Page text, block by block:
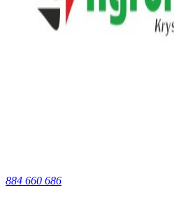
884 660 686